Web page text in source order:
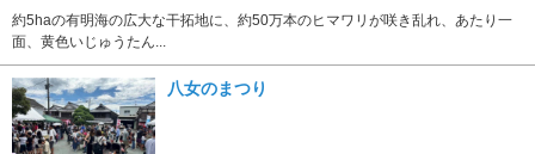
約5haの有明海の広大な干拓地に、約50万本のヒマワリが咲き乱れ、あたり一
面、黄色いじゅうたん...
八女のまつり